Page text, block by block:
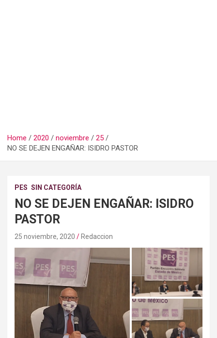
Home 2020 noviembre
25
NO SE DEJEN ENGAÑAR: ISIDRO PASTOR
PES SIN CATEGORÍA
NO SE DEJEN ENGAÑAR: ISIDRO
PASTOR
25 noviembre, 2020 Redaccion